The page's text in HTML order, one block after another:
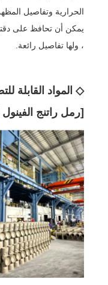
الحرارية وتفاصيل
يمكن أن تحافظ على
، ولها تفاصيل رائعة.
◇ المواد القابلة
[رمل راتنج